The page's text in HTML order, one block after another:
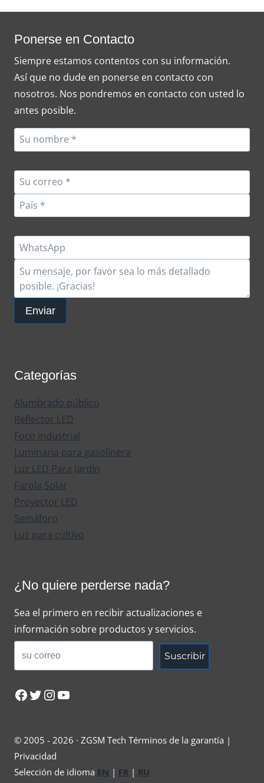
Ponerse en Contacto
Siempre estamos contentos con su información.
Así que no dude en ponerse en contacto con
nosotros. Nos pondremos en contacto con usted lo
antes posible.
Enviar
Categorías
Alumbrado público
Reflector LED
Foco industrial
Luminaria para gasolinera
Luz LED Para Jardín
Farola Solar
Proyector LED
Semáforo
Luz para cultivo
¿No quiere perderse nada?
Sea el primero en recibir actualizaciones e
información sobre productos y servicios.
Suscribir
Facebook
Twitter
Instagram
YouTube
© 2005 - 2026 · ZGSM Tech Términos de la garantía |
Privacidad
Selección de idioma EN | FR | RU